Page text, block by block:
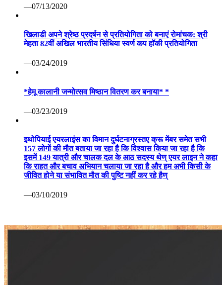
—07/13/2020
खिलाडी अपने श्रेष्ठ प्रदर्षन से प्रतियोगिता को बनाएं रोमांचक: श्री
मेहता 82वीं अखिल भारतीय सिंधिया स्वर्ण कप हॉकी प्रतियोगिता
—03/24/2019
*हेमू कालानी जन्मोत्सव मिष्ठान वितरण कर बनाया* *
—03/23/2019
इथोपियाई एयरलाइंस का विमान दुर्घटनाग्रस्तए क्रू मेंबर समेत सभी
157 लोगों की मौत बताया जा रहा है कि विश्वास किया जा रहा है कि
इसमें 149 यात्री और चालक दल के आठ सदस्य थेण् एयर लाइन ने कहा
कि राहत और बचाव अभियान चलाया जा रहा है और हम अभी किसी के
जीवित होने या संभावित मौत की पुष्टि नहीं कर रहे हैण्
—03/10/2019